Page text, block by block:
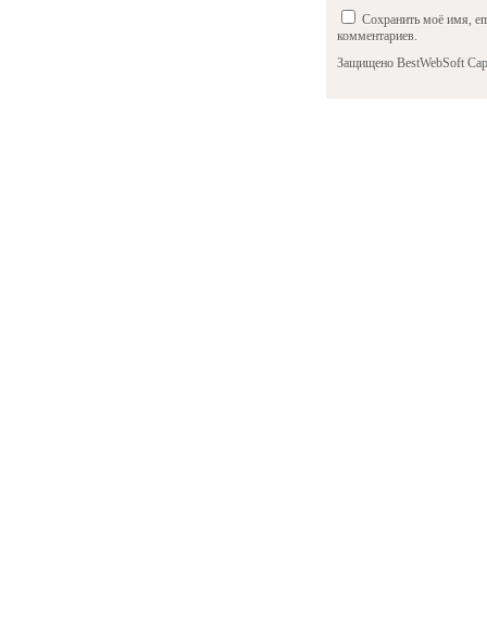
Сохранить моё имя,
комментариев.
Защищено BestWebSoft